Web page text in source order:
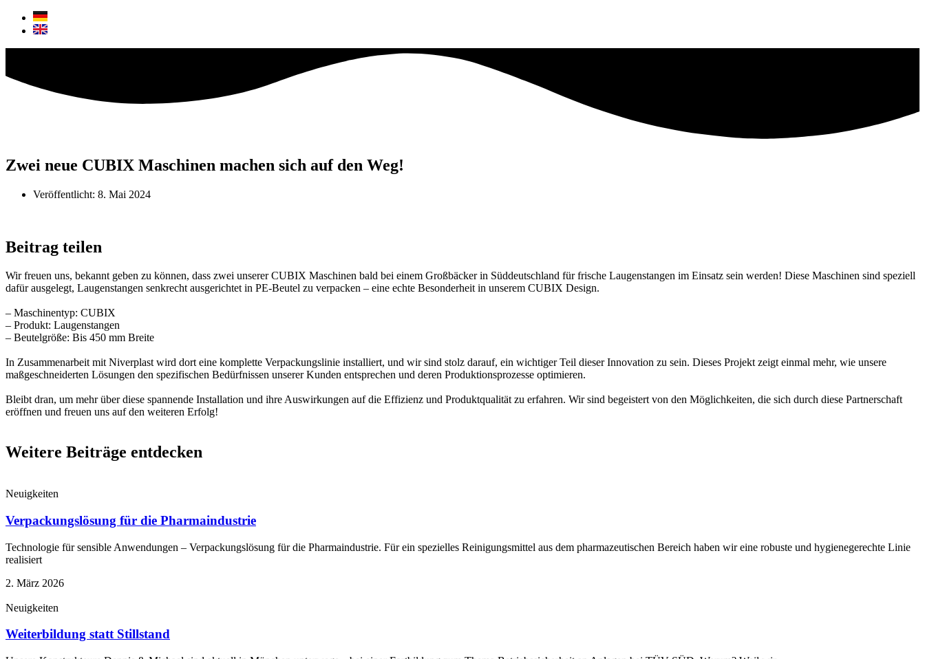
Zwei neue CUBIX Maschinen machen sich auf den Weg!
Veröffentlicht: 8. Mai 2024
Beitrag teilen
Wir freuen uns, bekannt geben zu können, dass zwei unserer CUBIX Maschinen bald bei einem Großbäcker in Süddeutschland für frische Laugenstangen im Einsatz sein werden! Diese Maschinen sind speziell
dafür ausgelegt, Laugenstangen senkrecht ausgerichtet in PE-Beutel zu verpacken – eine echte Besonderheit in unserem CUBIX Design.
– Maschinentyp: CUBIX
– Produkt: Laugenstangen
– Beutelgröße: Bis 450 mm Breite
In Zusammenarbeit mit Niverplast wird dort eine komplette Verpackungslinie installiert, und wir sind stolz darauf, ein wichtiger Teil dieser Innovation zu sein. Dieses Projekt zeigt einmal mehr, wie unsere
maßgeschneiderten Lösungen den spezifischen Bedürfnissen unserer Kunden entsprechen und deren Produktionsprozesse optimieren.
Bleibt dran, um mehr über diese spannende Installation und ihre Auswirkungen auf die Effizienz und Produktqualität zu erfahren. Wir sind begeistert von den Möglichkeiten, die sich durch diese Partnerschaft
eröffnen und freuen uns auf den weiteren Erfolg!
Weitere Beiträge entdecken
Neuigkeiten
Verpackungslösung für die Pharmaindustrie
Technologie für sensible Anwendungen – Verpackungslösung für die Pharmaindustrie. Für ein spezielles Reinigungsmittel aus dem pharmazeutischen Bereich haben wir eine robuste und hygienegerechte Linie
realisiert
2. März 2026
Neuigkeiten
Weiterbildung statt Stillstand